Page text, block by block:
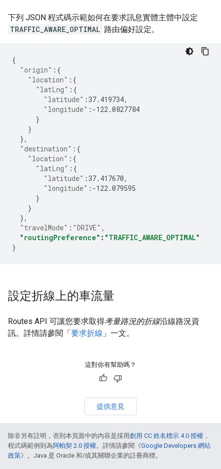
下列 JSON 程式碼示範如何在要求訊息實體主體中設定
TRAFFIC_AWARE_OPTIMAL 路由偏好設定。
{
"origin" : {
"location" : {
"latLng" : {
"latitude" : 37.419734,
"longitude" :-122.0827784
}
}
},
"destination" : {
"location" : {
"latLng" : {
"latitude" : 37.417670,
"longitude" :-122.079595
}
}
},
"travelMode" : "DRIVE" ,
"routingPreference" : "TRAFFIC_AWARE_OPTIMAL"
}
設定折線上的車流量
Routes API 可讓您要求取得考量路況的折線沿線路況資
訊。詳情請參閱「要求折線 」一文。
這對你有幫助嗎？
提供意見
除非另有註明，否則本頁面中的內容是採用創用 CC 姓名標示 4.0 授權 ，
程式碼範例則為阿帕契 2.0 授權。詳情請參閱《Google Developers 網站
政策》。Java 是 Oracle 和/或其關聯企業的註冊商標。